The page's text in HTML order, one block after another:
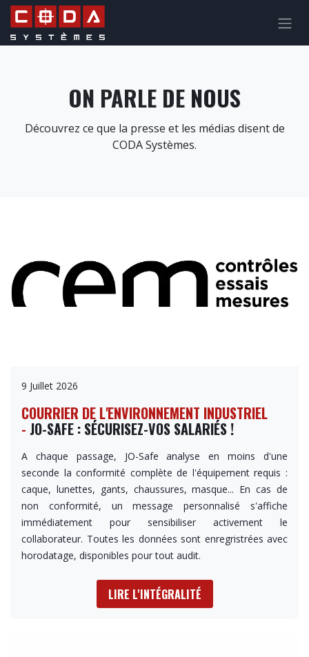
Se rendre au contenu
ON PARLE DE NOUS
Découvrez ce que la presse et les médias disent de
CODA Systèmes.
9 Juillet 2026
COURRIER DE L'ENVIRONNEMENT INDUSTRIEL
- JO-SAFE : SÉCURISEZ-VOS SALARIÉS !
A chaque passage, JO-Safe analyse en moins d'une
seconde la conformité complète de l'équipement requis :
caque, lunettes, gants, chaussures, masque... En cas de
non conformité, un message personnalisé s'affiche
immédiatement pour sensibiliser activement le
collaborateur. Toutes les données sont enregristrées avec
horodatage, disponibles pour tout audit.
LIRE L'INTÉGRALITÉ